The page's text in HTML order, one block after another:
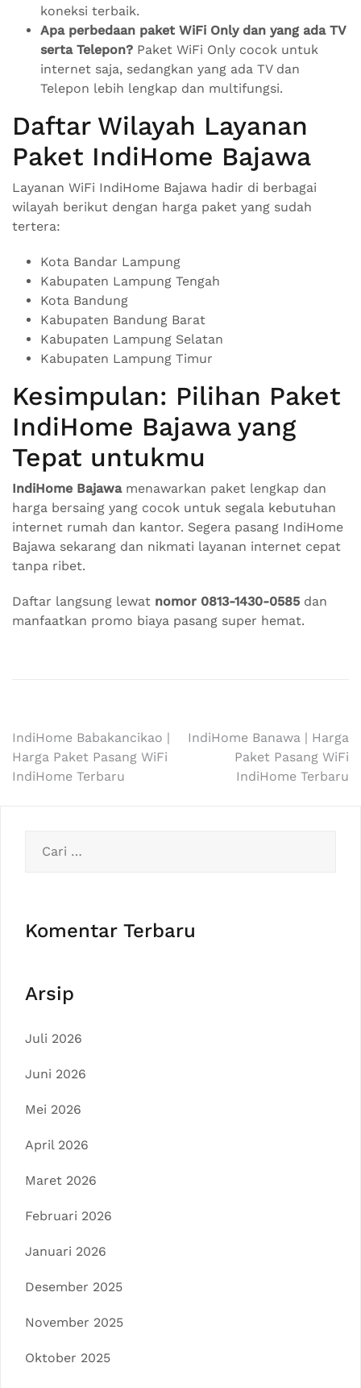
koneksi terbaik.
Apa perbedaan paket WiFi Only dan yang ada TV
serta Telepon? Paket WiFi Only cocok untuk
internet saja, sedangkan yang ada TV dan
Telepon lebih lengkap dan multifungsi.
Daftar Wilayah Layanan
Paket IndiHome Bajawa
Layanan WiFi IndiHome Bajawa hadir di berbagai
wilayah berikut dengan harga paket yang sudah
tertera:
Kota Bandar Lampung
Kabupaten Lampung Tengah
Kota Bandung
Kabupaten Bandung Barat
Kabupaten Lampung Selatan
Kabupaten Lampung Timur
Kesimpulan: Pilihan Paket
IndiHome Bajawa yang
Tepat untukmu
IndiHome Bajawamenawarkan paket lengkap dan
harga bersaing yang cocok untuk segala kebutuhan
internet rumah dan kantor. Segera pasang IndiHome
Bajawa sekarang dan nikmati layanan internet cepat
tanpa ribet.
Daftar langsung lewat nomor 0813-1430-0585 dan
manfaatkan promo biaya pasang super hemat.
Navigasi
pos
IndiHome Babakancikao |
Harga Paket Pasang WiFi
IndiHome Terbaru
IndiHome Banawa | Harga
Paket Pasang WiFi
IndiHome Terbaru
untuk:
Komentar Terbaru
Arsip
Juli 2026
Juni 2026
Mei 2026
April 2026
Maret 2026
Februari 2026
Januari 2026
Desember 2025
November 2025
Oktober 2025